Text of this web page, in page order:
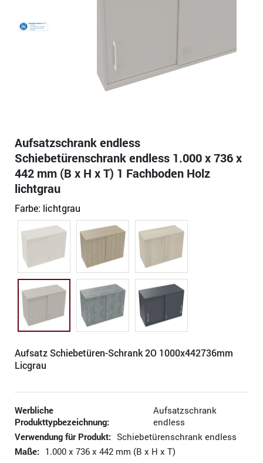
Aufsatzschrank endless
Schiebetürenschrank endless 1.000 x 736 x
442 mm (B x H x T) 1 Fachboden Holz
lichtgrau
Farbe: lichtgrau
Aufsatz Schiebetüren-Schrank 2O 1000x442736mm
Licgrau
Werbliche
Produkttypbezeichnung:
Aufsatzschrank
endless
Verwendung für Produkt: Schiebetürenschrank endless
Maße: 1.000 x 736 x 442 mm (B x H x T)